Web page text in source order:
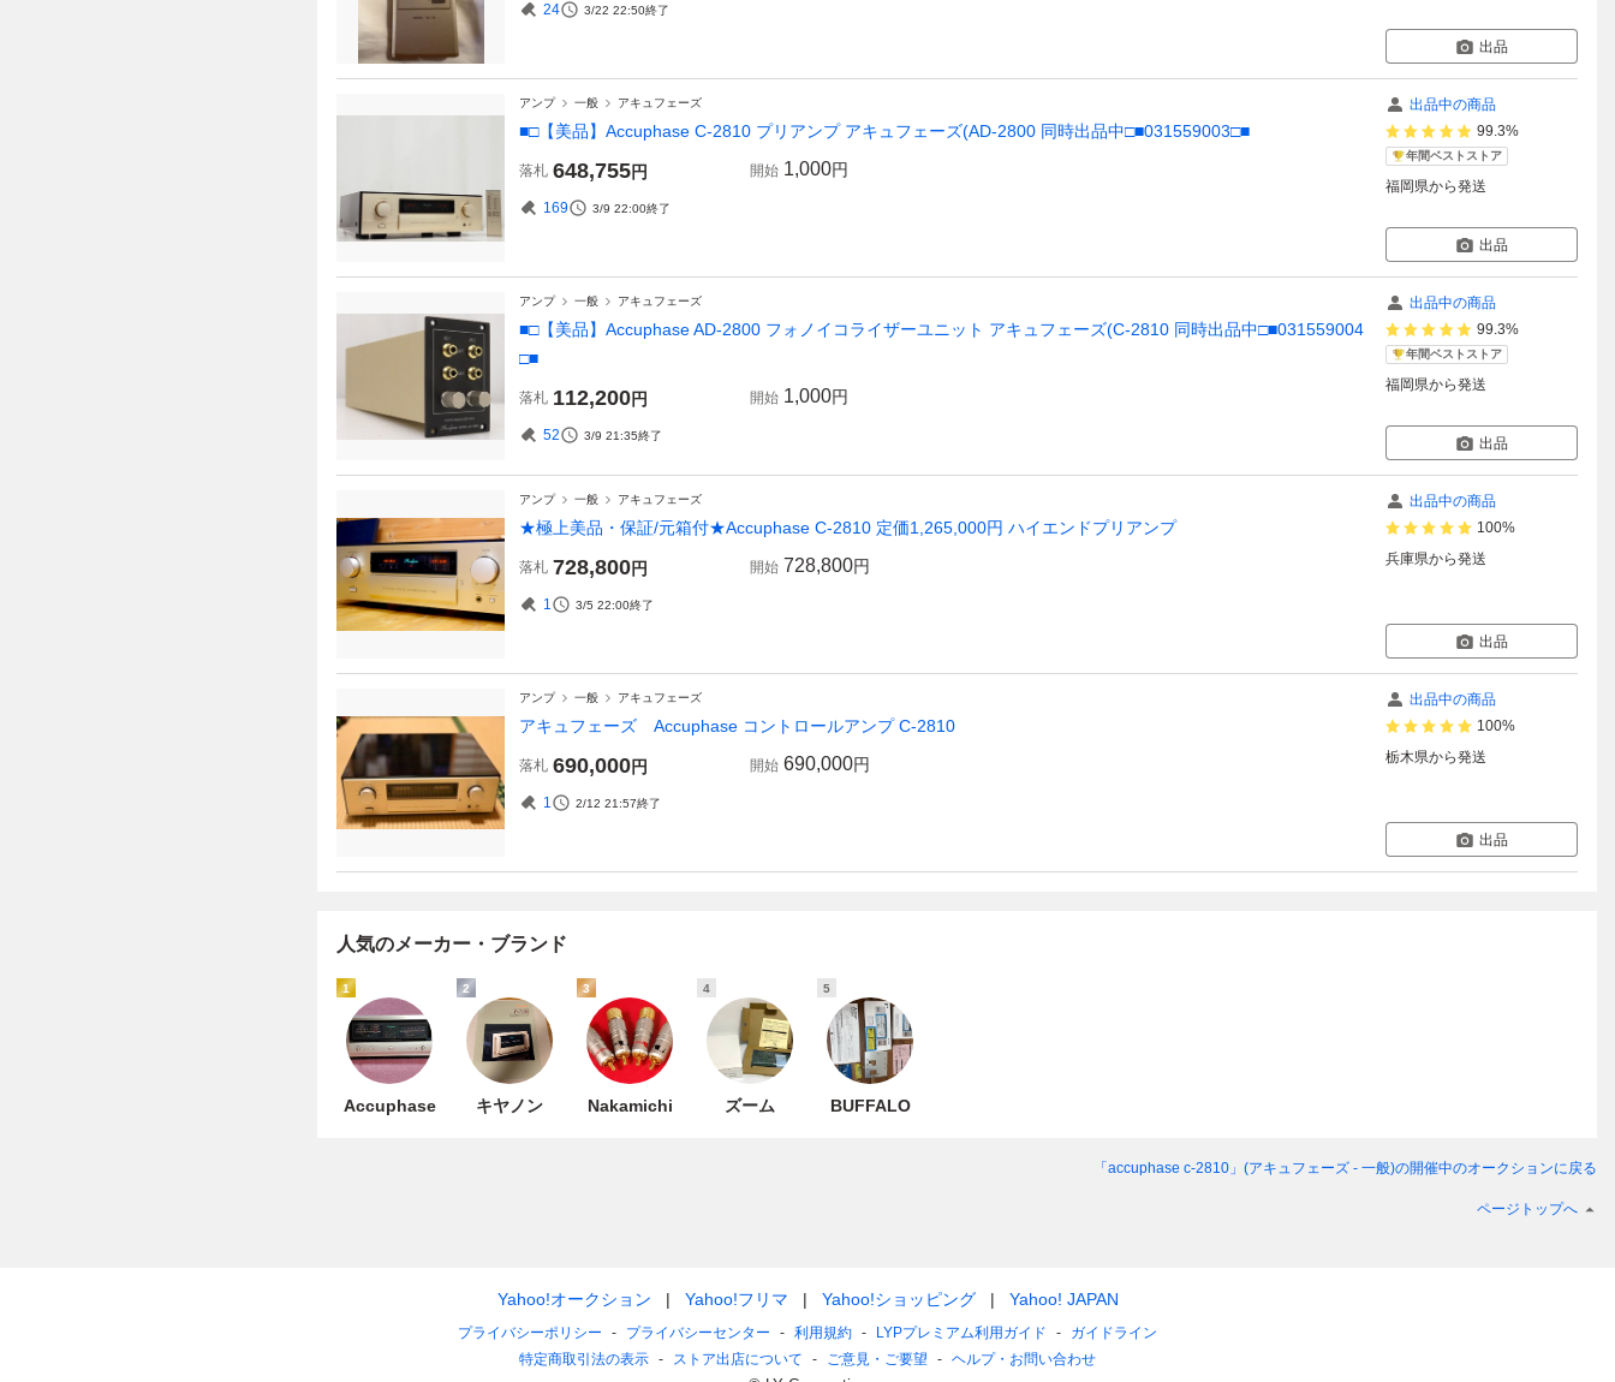
24 3/22 22:50終了
出品
アンプ 一般 アキュフェーズ
■□【美品】Accuphase C-2810 プリアンプ アキュフェーズ(AD-2800 同時出品中□■031559003□■
落札 648,755円 開始 1,000円
169 3/9 22:00終了
出品中の商品
99.3%
年間ベストストア
福岡県から発送
出品
アンプ 一般 アキュフェーズ
■□【美品】Accuphase AD-2800 フォノイコライザーユニット アキュフェーズ(C-2810 同時出品中□■031559004
□■
落札 112,200円 開始 1,000円
52 3/9 21:35終了
出品中の商品
99.3%
年間ベストストア
福岡県から発送
出品
アンプ 一般 アキュフェーズ
★極上美品・保証/元箱付★Accuphase C-2810 定価1,265,000円 ハイエンドプリアンプ
落札 728,800円 開始 728,800円
1 3/5 22:00終了
出品中の商品
100%
兵庫県から発送
出品
アンプ 一般 アキュフェーズ
アキュフェーズ Accuphase コントロールアンプ C-2810
落札 690,000円 開始 690,000円
1 2/12 21:57終了
出品中の商品
100%
栃木県から発送
出品
人気のメーカー・ブランド
1
Accuphase
2
キヤノン
3
Nakamichi
4
ズーム
5
BUFFALO
「accuphase c-2810」(アキュフェーズ - 一般)の開催中のオークションに戻る
ページトップへ
Yahoo!オークション Yahoo!フリマ Yahoo!ショッピング Yahoo! JAPAN
プライバシーポリシー プライバシーセンター 利用規約 LYPプレミアム利用ガイド
ガイドライン
特定商取引法の表示
ストア出店について ご意見・ご要望 ヘルプ・お問い合わせ